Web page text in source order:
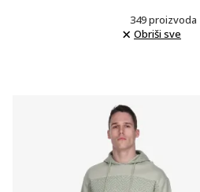
349proizvoda
Obriši sve